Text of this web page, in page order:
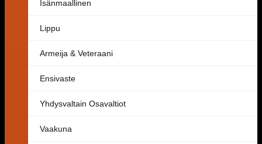
Isänmaallinen
Lippu
Armeija & Veteraani
Ensivaste
Yhdysvaltain Osavaltiot
Vaakuna